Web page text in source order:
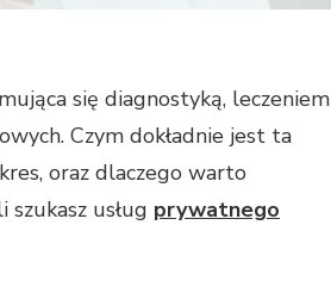
się diagnostyką, leczeniem
Czym dokładnie jest ta
oraz dlaczego warto
usług prywatnego